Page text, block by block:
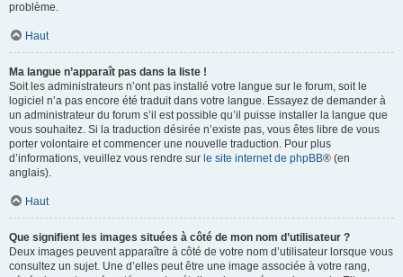
problème.
Haut
Ma langue n’apparaît pas dans la liste !
Soit les administrateurs n’ont pas installé votre langue sur le forum, soit le
logiciel n’a pas encore été traduit dans votre langue. Essayez de demander à
un administrateur du forum s’il est possible qu’il puisse installer la langue que
vous souhaitez. Si la traduction désirée n’existe pas, vous êtes libre de vous
porter volontaire et commencer une nouvelle traduction. Pour plus
d’informations, veuillez vous rendre sur le site internet de phpBB® (en
anglais).
Haut
Que signifient les images situées à côté de mon nom d’utilisateur ?
Deux images peuvent apparaître à côté de votre nom d’utilisateur lorsque vous
consultez un sujet. Une d’elles peut être une image associée à votre rang,